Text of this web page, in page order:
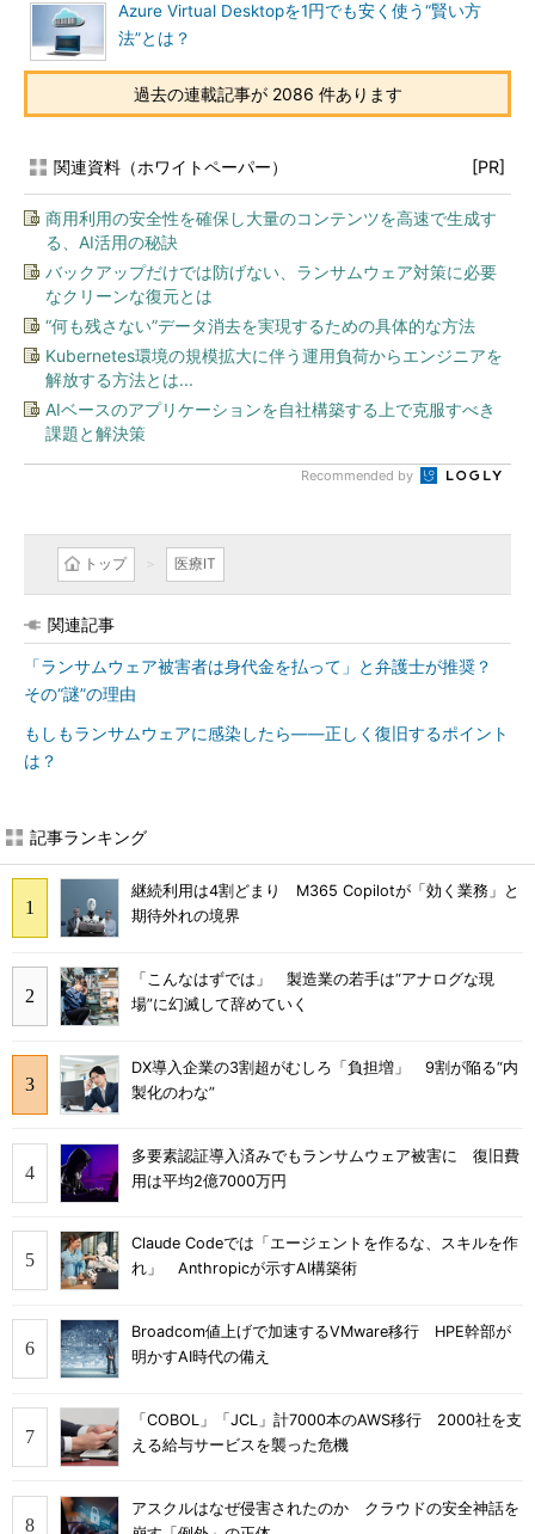
Azure Virtual Desktopを1円でも安く使う“賢い方
法”とは？
過去の連載記事が 2086 件あります
関連資料（ホワイトペーパー） [PR]
商用利用の安全性を確保し大量のコンテンツを高速で生成す
る、AI活用の秘訣
バックアップだけでは防げない、ランサムウェア対策に必要
なクリーンな復元とは
“何も残さない”データ消去を実現するための具体的な方法
Kubernetes環境の規模拡大に伴う運用負荷からエンジニアを
解放する方法とは...
AIベースのアプリケーションを自社構築する上で克服すべき
課題と解決策
Recommended by
トップ 医療IT
関連記事
「ランサムウェア被害者は身代金を払って」と弁護士が推奨？
その“謎”の理由
もしもランサムウェアに感染したら――正しく復旧するポイント
は？
記事ランキング
継続利用は4割どまり M365 Copilotが「効く業務」と
期待外れの境界
「こんなはずでは」 製造業の若手は“アナログな現
場”に幻滅して辞めていく
DX導入企業の3割超がむしろ「負担増」 9割が陥る“内
製化のわな”
多要素認証導入済みでもランサムウェア被害に 復旧費
用は平均2億7000万円
Claude Codeでは「エージェントを作るな、スキルを作
れ」 Anthropicが示すAI構築術
Broadcom値上げで加速するVMware移行 HPE幹部が
明かすAI時代の備え
「COBOL」「JCL」計7000本のAWS移行 2000社を支
える給与サービスを襲った危機
アスクルはなぜ侵害されたのか クラウドの安全神話を